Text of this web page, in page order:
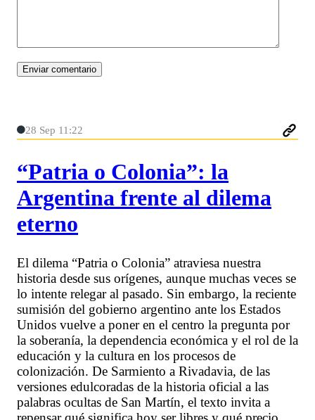
28 Sep 11:22
“Patria o Colonia”: la
Argentina frente al dilema
eterno
El dilema “Patria o Colonia” atraviesa nuestra
historia desde sus orígenes, aunque muchas veces se
lo intente relegar al pasado. Sin embargo, la reciente
sumisión del gobierno argentino ante los Estados
Unidos vuelve a poner en el centro la pregunta por
la soberanía, la dependencia económica y el rol de la
educación y la cultura en los procesos de
colonización. De Sarmiento a Rivadavia, de las
versiones edulcoradas de la historia oficial a las
palabras ocultas de San Martín, el texto invita a